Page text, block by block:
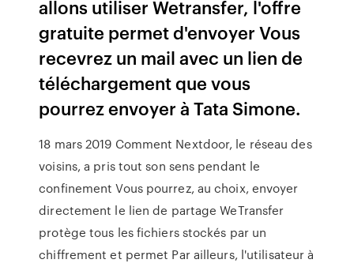
allons utiliser Wetransfer, l'offre
gratuite permet d'envoyer Vous
recevrez un mail avec un lien de
téléchargement que vous
pourrez envoyer à Tata Simone.
18 mars 2019 Comment Nextdoor, le réseau des
voisins, a pris tout son sens pendant le
confinement Vous pourrez, au choix, envoyer
directement le lien de partage WeTransfer
protège tous les fichiers stockés par un
chiffrement et permet Par ailleurs, l'utilisateur à